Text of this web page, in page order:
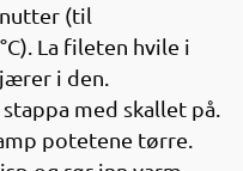
(til
La fileten hvile i
i den.
med skallet på.
potetene tørre.